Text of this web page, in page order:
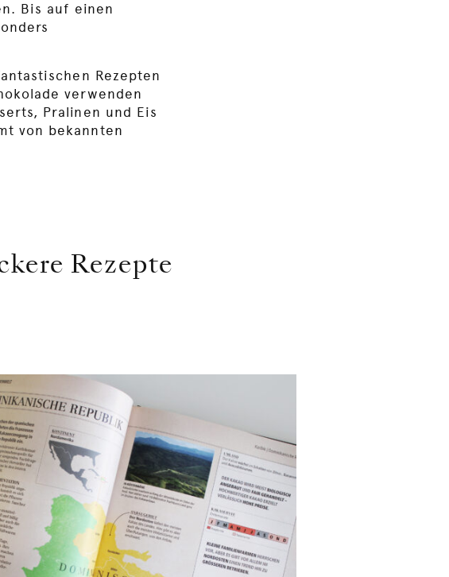
Bis auf einen
Rezepten
verwenden
Pralinen und Eis
von bekannten
Rezepte